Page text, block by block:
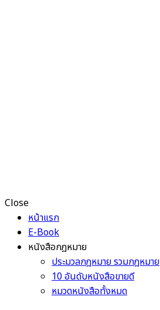
Close
หน้าแรก
E-Book
หนังสือกฎหมาย
ประมวลกฎหมาย รวมกฎหมาย
10 อันดับหนังสือขายดี
หมวดหนังสือทั้งหมด